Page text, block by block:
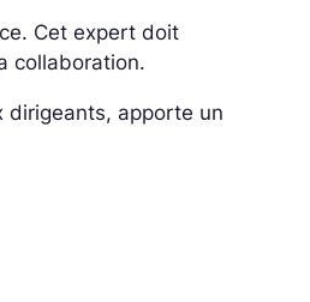
Cet expert doit
collaboration.
dirigeants, apporte un